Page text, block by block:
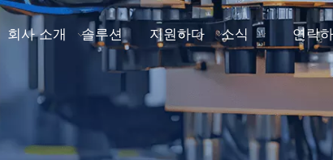
회사 소개 솔루션 지원하다 소식 연락